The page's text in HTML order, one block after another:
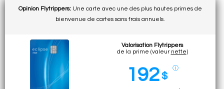
Opinion Flytrippers: Une carte avec une des plus hautes primes de
bienvenue de cartes sans frais annuels.
Valorisation Flytrippers
de la prime (valeur nette)
192$
ⓘ